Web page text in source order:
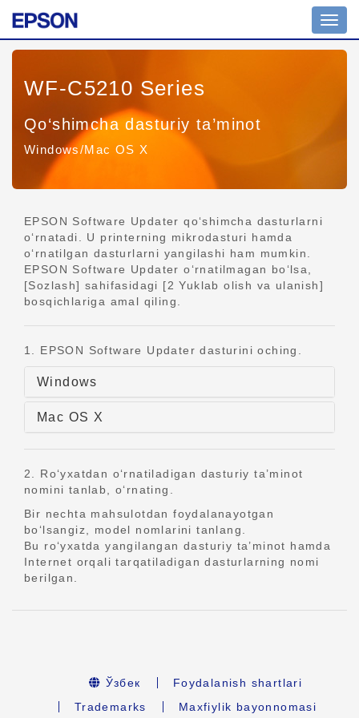
WF-C5210 Series
Qo‘shimcha dasturiy ta’minot
Windows/Mac OS X
EPSON Software Updater qo‘shimcha dasturlarni
o‘rnatadi. U printerning mikrodasturi hamda
o‘rnatilgan dasturlarni yangilashi ham mumkin.
EPSON Software Updater o‘rnatilmagan bo‘lsa,
[Sozlash] sahifasidagi [2 Yuklab olish va ulanish]
bosqichlariga amal qiling.
1. EPSON Software Updater dasturini oching.
Windows
Mac OS X
2. Ro‘yxatdan o‘rnatiladigan dasturiy ta’minot
nomini tanlab, o‘rnating.
Bir nechta mahsulotdan foydalanayotgan
bo‘lsangiz, model nomlarini tanlang.
Bu ro‘yxatda yangilangan dasturiy ta’minot hamda
Internet orqali tarqatiladigan dasturlarning nomi
berilgan.
Ўзбек
Foydalanish shartlari
Trademarks
Maxfiylik bayonnomasi